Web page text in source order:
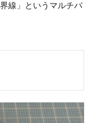
線」というマルチバ